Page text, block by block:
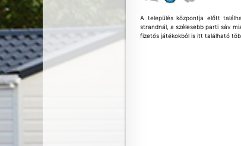
A település központja előtt
strandnál, a szélesebb parti sáv
fizetős játékokból is itt található